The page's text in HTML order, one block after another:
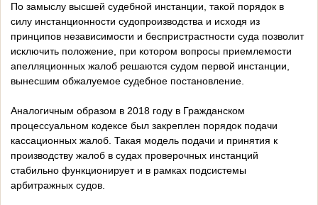
По замыслу высшей судебной инстанции, такой порядок в
силу инстанционности судопроизводства и исходя из
принципов независимости и беспристрастности суда позволит
исключить положение, при котором вопросы приемлемости
апелляционных жалоб решаются судом первой инстанции,
вынесшим обжалуемое судебное постановление.
Аналогичным образом в 2018 году в Гражданском
процессуальном кодексе был закреплен порядок подачи
кассационных жалоб. Такая модель подачи и принятия к
производству жалоб в судах проверочных инстанций
стабильно функционирует и в рамках подсистемы
арбитражных судов.